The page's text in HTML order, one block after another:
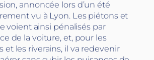
annoncée lors d’un été
vu à Lyon. Les piétons et
voient ainsi pénalisés par
de la voiture, et, pour les
et les riverains, il va redevenir